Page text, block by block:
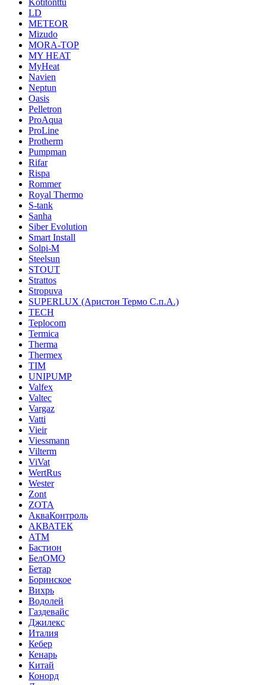
Kotitonttu
LD
METEOR
Mizudo
MORA-TOP
MY HEAT
MyHeat
Navien
Neptun
Oasis
Pelletron
ProAqua
ProLine
Protherm
Pumpman
Rifar
Rispa
Rommer
Royal Thermo
S-tank
Sanha
Siber Evolution
Smart Install
Solpi-M
Steelsun
STOUT
Strattos
Stropuva
SUPERLUX (Аристон Термо С.п.А.)
TECH
Teplocom
Termica
Therma
Thermex
TIM
UNIPUMP
Valfex
Valtec
Vargaz
Vatti
Vieir
Viessmann
Vilterm
ViVat
WertRus
Wester
Zont
ZOTA
АкваКонтроль
АКВАТЕК
АТМ
Бастион
БелОМО
Бетар
Боринское
Вихрь
Водолей
Газдевайс
Джилекс
Италия
Кебер
Кенарь
Китай
Конорд